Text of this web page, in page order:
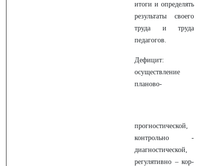
итоги и определять
результаты своего
труда и труда
педагогов.
Дефицит:
осуществление
планово-
прогностической,
контрольно -
диагностической,
регулятивно – кор-